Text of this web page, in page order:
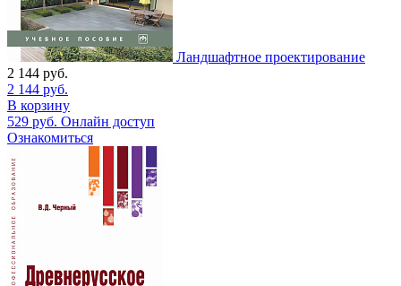
Ландшафтное проектирование
2 144 руб.
2 144 руб.
В корзину
529 руб. Онлайн доступ
Ознакомиться